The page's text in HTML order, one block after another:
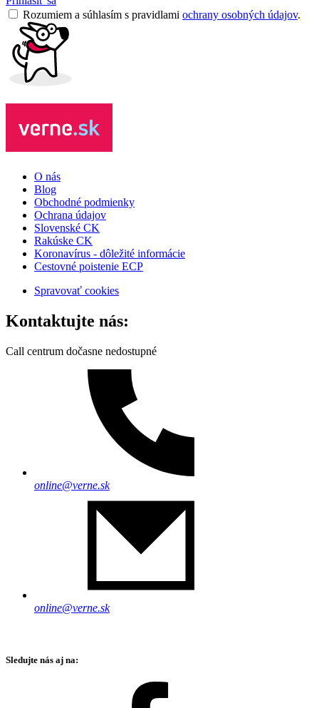
Rozumiem a súhlasím s pravidlami ochrany osobných údajov.
O nás
Blog
Obchodné podmienky
Ochrana údajov
Slovenské CK
Rakúske CK
Koronavírus - dôležité informácie
Cestovné poistenie ECP
Spravovať cookies
Kontaktujte nás:
Call centrum dočasne nedostupné
online@verne.sk
online@verne.sk
Sledujte nás aj na: